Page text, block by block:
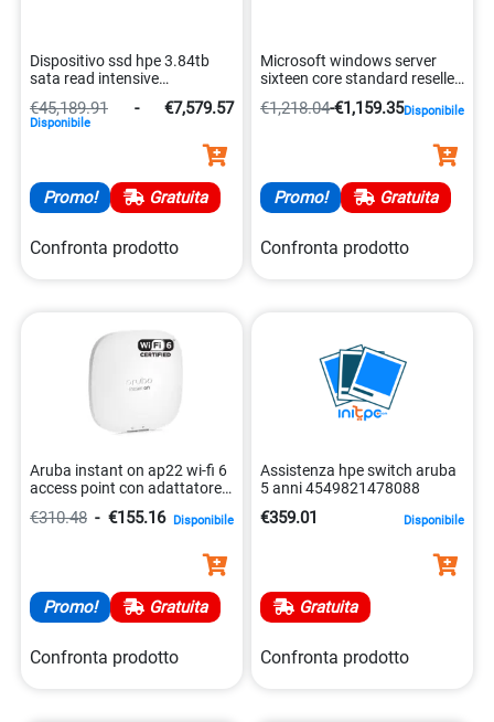
Dispositivo ssd hpe 3.84tb
sata read intensive
€45,189.91 - €7,579.57
Disponibile
Promo! Gratuita
Confronta prodotto
Microsoft windows server
sixteen core standard reseller
€1,218.04-€1,159.35Disponibile
Promo! Gratuita
Confronta prodotto
Aruba instant on ap22 wi-fi 6
access point con adattatore
€310.48 - €155.16 Disponibile
Promo! Gratuita
Confronta prodotto
Assistenza hpe switch aruba
5 anni 4549821478088
€359.01 Disponibile
Gratuita
Confronta prodotto